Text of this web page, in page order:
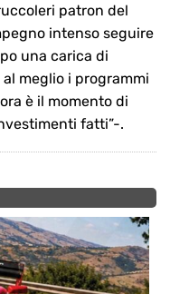
patron del
intenso seguire
una carica di
meglio i programmi
è il momento di
fatti”-.